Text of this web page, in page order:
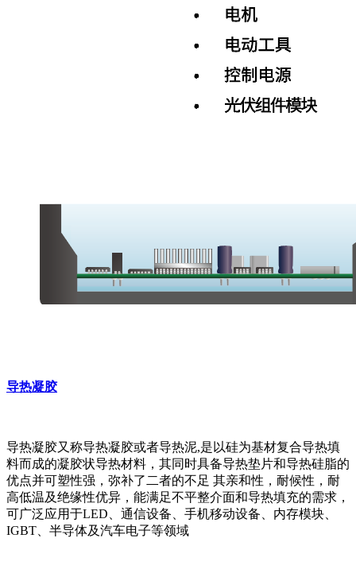
导热凝胶
导热凝胶又称导热凝胶或者导热泥,是以硅为基材复合导热填
料而成的凝胶状导热材料，其同时具备导热垫片和导热硅脂的
优点并可塑性强，弥补了二者的不足 其亲和性，耐候性，耐
高低温及绝缘性优异，能满足不平整介面和导热填充的需求，
可广泛应用于LED、通信设备、手机移动设备、内存模块、
IGBT、半导体及汽车电子等领域